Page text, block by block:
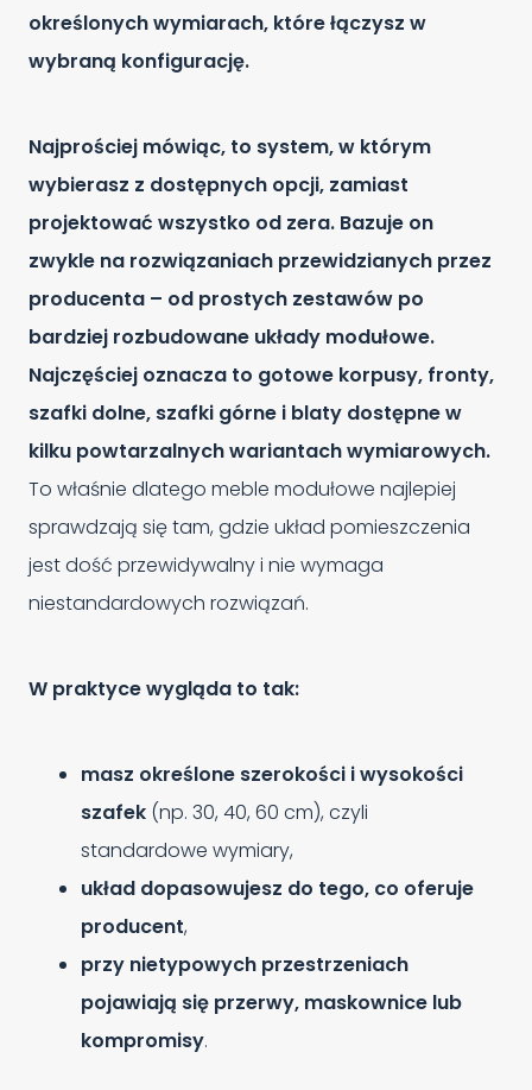
określonych wymiarach, które łączysz w
wybraną konfigurację.
Najprościej mówiąc, to system, w którym
wybierasz z dostępnych opcji, zamiast
projektować wszystko od zera. Bazuje on
zwykle na rozwiązaniach przewidzianych przez
producenta – od prostych zestawów po
bardziej rozbudowane układy modułowe.
Najczęściej oznacza to gotowe korpusy, fronty,
szafki dolne, szafki górne i blaty dostępne w
kilku powtarzalnych wariantach wymiarowych.
To właśnie dlatego meble modułowe najlepiej
sprawdzają się tam, gdzie układ pomieszczenia
jest dość przewidywalny i nie wymaga
niestandardowych rozwiązań.
W praktyce wygląda to tak:
masz określone szerokości i wysokości
szafek (np. 30, 40, 60 cm), czyli
standardowe wymiary,
układ dopasowujesz do tego, co oferuje
producent,
przy nietypowych przestrzeniach
pojawiają się przerwy, maskownice lub
kompromisy.